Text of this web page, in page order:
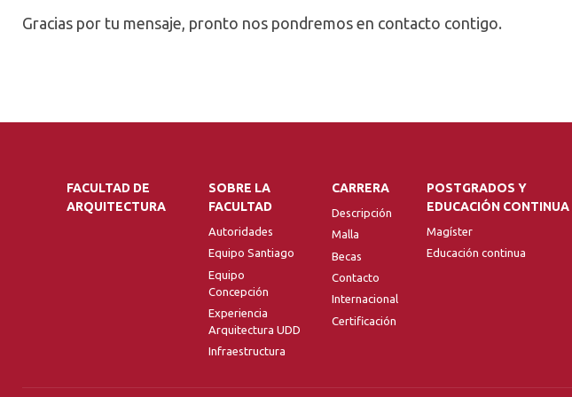
Gracias por tu mensaje, pronto nos pondremos en contacto contigo.
FACULTAD DE
ARQUITECTURA
SOBRE LA
FACULTAD
Autoridades
Equipo Santiago
Equipo
Concepción
Experiencia
Arquitectura UDD
Infraestructura
CARRERA
Descripción
Malla
Becas
Contacto
Internacional
Certificación
POSTGRADOS Y
EDUCACIÓN CONTINUA
Magíster
Educación continua